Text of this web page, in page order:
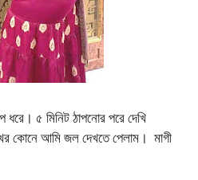
ধরে। ৫ মিনিট ঠাপনোর পরে দেখি
কোনে আমি জল দেখতে পেলাম। মাগী